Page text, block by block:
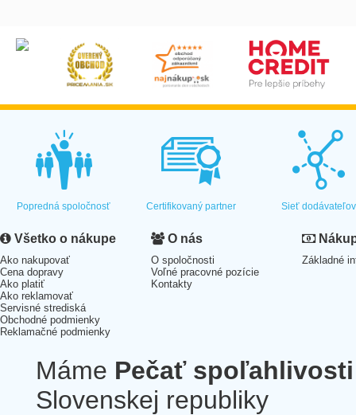
Popredná spoločnosť Certifikovaný partner Sieť dodávateľov
Všetko o nákupe
Ako nakupovať
Cena dopravy
Ako platiť
Ako reklamovať
Servisné strediská
Obchodné podmienky
Reklamačné podmienky
O nás
O spoločnosti
Voľné pracovné pozície
Kontakty
Základné
Máme Pečať spoľahlivosti
Slovenskej republiky